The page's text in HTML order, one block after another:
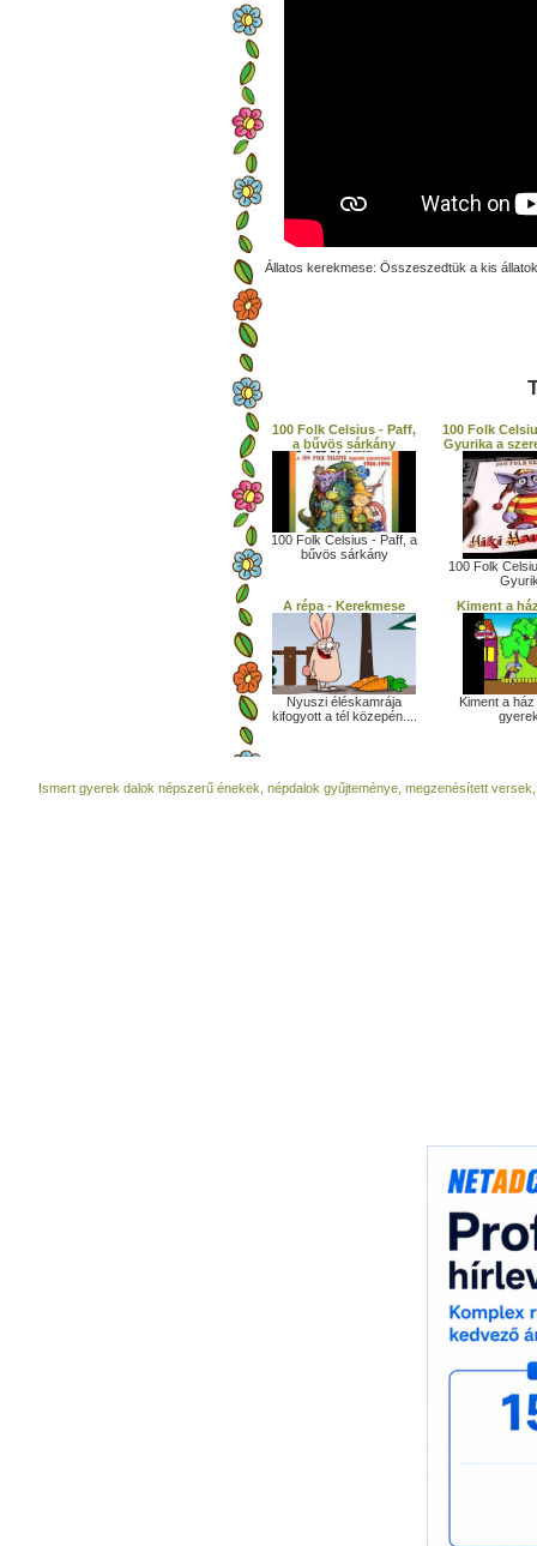
Állatos kerekmese: Összeszedtük a kis
100 Folk Celsius - Paff,
a bűvös sárkány
100 Folk Celsius - Paff, a
bűvös sárkány
100 Folk
Gyurika a
100 Folk
A répa - Kerekmese
Nyuszi éléskamrája
kifogyott a tél közepén....
Kiment a
Kiment a
Ismert gyerek dalok népszerű énekek, népdalok gyűjteménye, megzenésített